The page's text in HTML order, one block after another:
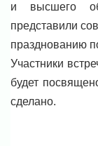
и высшего
представили
празднованию
Участники
будет
сделано.